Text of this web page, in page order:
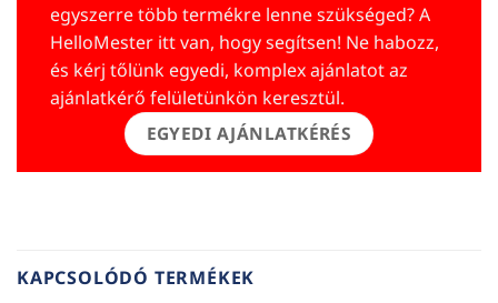
egyszerre több termékre lenne szükséged? A
HelloMester itt van, hogy segítsen! Ne habozz,
és kérj tőlünk egyedi, komplex ajánlatot az
ajánlatkérő felületünkön keresztül.
EGYEDI AJÁNLATKÉRÉS
KAPCSOLÓDÓ TERMÉKEK